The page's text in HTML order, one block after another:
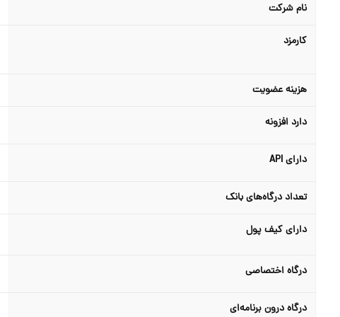
نام شرکت
کارمزد
هزینه عضویت
دارد افزونه
دارای API
تعداد درگاه‌های بانک
دارای کیف پول
درگاه اختصاصی
درگاه درون برنامه‌ای